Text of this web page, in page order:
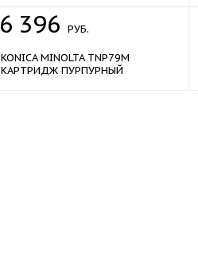
6 396 РУБ.
KONICA MINOLTA TNP79M
КАРТРИДЖ ПУРПУРНЫЙ